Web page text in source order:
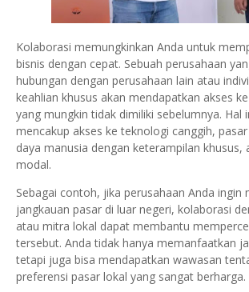
Kolaborasi memungkinkan Anda untuk
bisnis dengan cepat. Sebuah perusahaan
hubungan dengan perusahaan lain atau
keahlian khusus akan mendapatkan akses
yang mungkin tidak dimiliki sebelumnya. Hal
mencakup akses ke teknologi canggih,
daya manusia dengan keterampilan khusus,
modal.
Sebagai contoh, jika perusahaan Anda ingin
jangkauan pasar di luar negeri, kolaborasi
atau mitra lokal dapat membantu
tersebut. Anda tidak hanya memanfaatkan
tetapi juga bisa mendapatkan wawasan
preferensi pasar lokal yang sangat berharga.